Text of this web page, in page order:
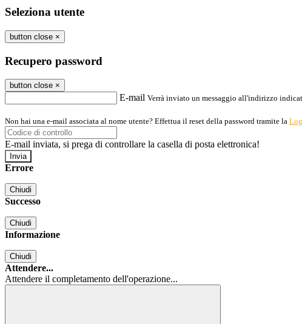
Seleziona utente
button close ×
Recupero password
button close ×
E-mail Verrà inviato un messaggio all'indirizzo
Non hai una e-mail associata al nome utente? Effettua il reset della password tramite la
E-mail inviata, si prega di controllare la casella di posta elettronica!
Errore
Chiudi
Successo
Chiudi
Informazione
Chiudi
Attendere...
Attendere il completamento dell'operazione...